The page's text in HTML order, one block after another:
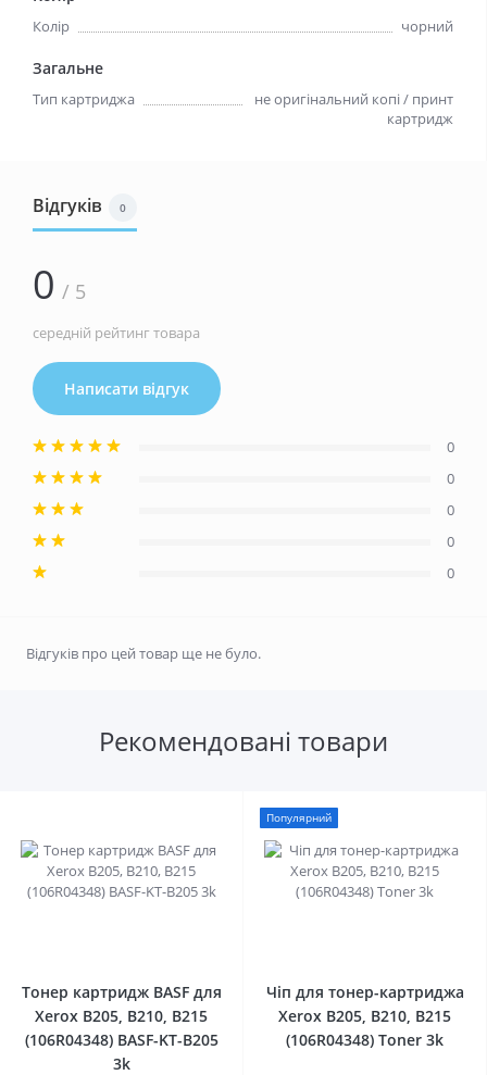
Колір чорний
Загальне
Тип картриджа
не оригінальний копі / принт
картридж
Відгуків 0
0 / 5
середній рейтинг товара
Написати відгук
0
0
0
0
0
Відгуків про цей товар ще не було.
Рекомендовані товари
Тонер картридж BASF для
Xerox B205, B210, B215
(106R04348) BASF-KT-B205
3k
Популярний
Чіп для тонер-картриджа
Xerox B205, B210, B215
(106R04348) Toner 3k